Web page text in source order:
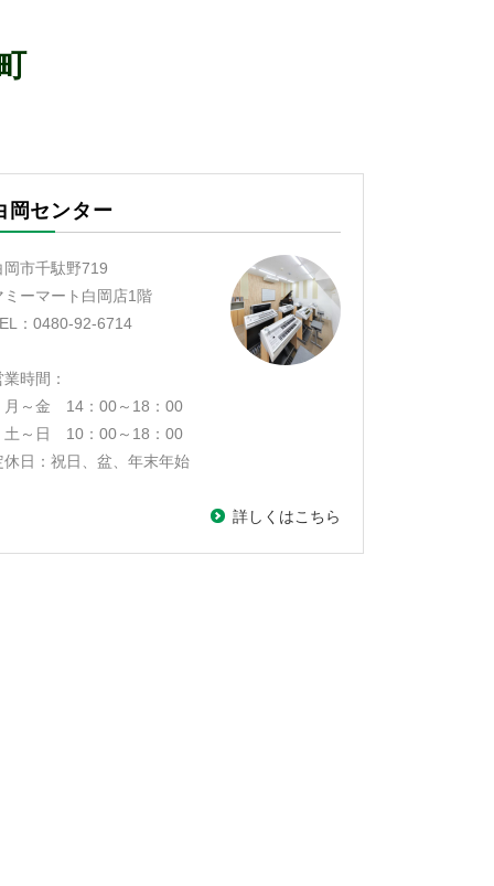
岡センター
岡市千駄野719
ミーマート白岡店1階
：0480-92-6714
業時間：
～金 14：00～18：00
～日 10：00～18：00
休日：祝日、盆、年末年始
詳しくはこちら